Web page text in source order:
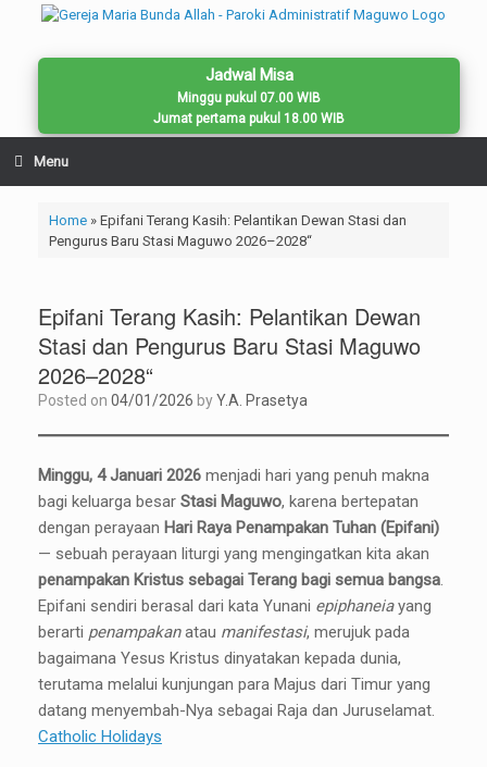
Jadwal Misa
Minggu pukul 07.00 WIB
Jumat pertama pukul 18.00 WIB
Menu
Home» Epifani Terang Kasih: Pelantikan Dewan Stasi dan
Pengurus Baru Stasi Maguwo 2026–2028“
Epifani Terang Kasih: Pelantikan Dewan
Stasi dan Pengurus Baru Stasi Maguwo
2026–2028“
Posted on 04/01/2026 byY.A. Prasetya
Minggu, 4 Januari 2026 menjadi hari yang penuh makna
bagi keluarga besar Stasi Maguwo, karena bertepatan
dengan perayaan Hari Raya Penampakan Tuhan (Epifani)
— sebuah perayaan liturgi yang mengingatkan kita akan
penampakan Kristus sebagai Terang bagi semua bangsa
Epifani sendiri berasal dari kata Yunani epiphaneiayang
berarti penampakanatau manifestasi, merujuk pada
bagaimana Yesus Kristus dinyatakan kepada dunia,
terutama melalui kunjungan para Majus dari Timur yang
datang menyembah-Nya sebagai Raja dan Juruselamat.
Catholic Holidays